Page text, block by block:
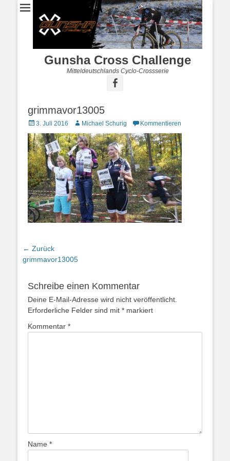
Gunsha Cross Challenge
Mitteldeutschlands Cyclo-Crossserie
grimmavor13005
3. Juli 2016 Michael Schurig Kommentieren
← Zurück
Vorhergehender
grimmavor13005
Schreibe einen Kommentar
Deine E-Mail-Adresse wird nicht veröffentlicht.
Erforderliche Felder sind mit * markiert
Kommentar *
Name *